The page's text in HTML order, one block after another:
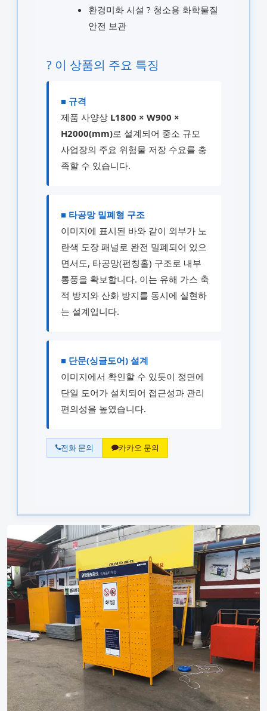
환경미화 시설 ? 청소용 화학물질
안전 보관
? 이 상품의 주요 특징
■ 규격
제품 사양상 L1800 × W900 ×
H2000(mm)로 설계되어 중소 규모
사업장의 주요 위험물 저장 수요를 충
족할 수 있습니다.
■ 타공망 밀폐형 구조
이미지에 표시된 바와 같이 외부가 노
란색 도장 패널로 완전 밀폐되어 있으
면서도, 타공망(펀칭홀) 구조로 내부
통풍을 확보합니다. 이는 유해 가스 축
적 방지와 산화 방지를 동시에 실현하
는 설계입니다.
■ 단문(싱글도어) 설계
이미지에서 확인할 수 있듯이 정면에
단일 도어가 설치되어 접근성과 관리
편의성을 높였습니다.
전화 문의 카카오 문의